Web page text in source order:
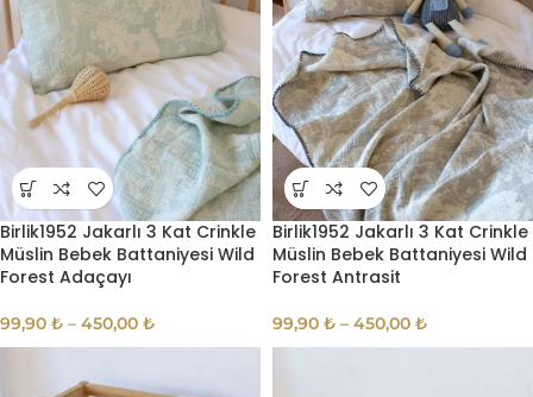
Birlik1952 Jakarlı 3 Kat Crinkle
Müslin Bebek Battaniyesi Wild
Forest Adaçayı
99,90 ₺ – 450,00 ₺
Birlik1952 Jakarlı 3 Kat Crinkle
Müslin Bebek Battaniyesi Wild
Forest Antrasit
99,90 ₺ – 450,00 ₺